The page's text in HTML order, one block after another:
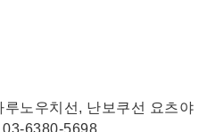
노우치선, 난보쿠선 요츠야
03-6380-5698